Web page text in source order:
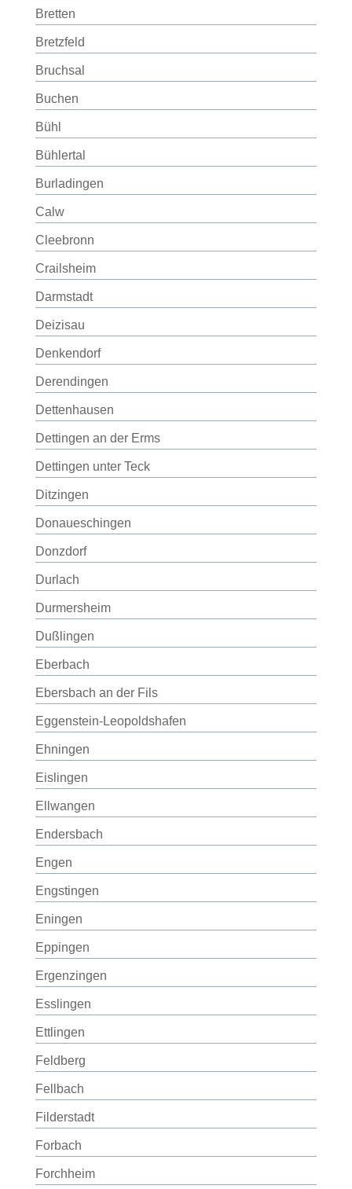
Bretten
Bretzfeld
Bruchsal
Buchen
Bühl
Bühlertal
Burladingen
Calw
Cleebronn
Crailsheim
Darmstadt
Deizisau
Denkendorf
Derendingen
Dettenhausen
Dettingen an der Erms
Dettingen unter Teck
Ditzingen
Donaueschingen
Donzdorf
Durlach
Durmersheim
Dußlingen
Eberbach
Ebersbach an der Fils
Eggenstein-Leopoldshafen
Ehningen
Eislingen
Ellwangen
Endersbach
Engen
Engstingen
Eningen
Eppingen
Ergenzingen
Esslingen
Ettlingen
Feldberg
Fellbach
Filderstadt
Forbach
Forchheim